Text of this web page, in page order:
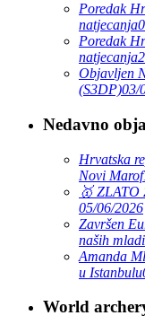
Poredak
natjecanja
Poredak
natjecanja
Objavljen
(S3DP)03/
Nedavno
Hrvatska
Novi Marof
🥇
05/06/2026
Završen
naših
Amanda
u Istanbulu
World